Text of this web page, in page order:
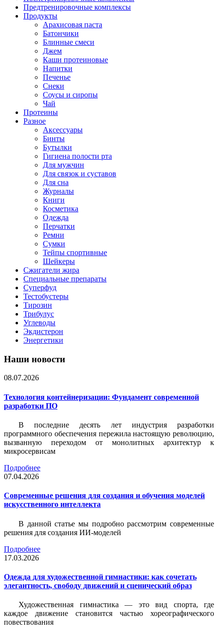
Предтренировочные комплексы
Продукты
Арахисовая паста
Батончики
Блинные смеси
Джем
Каши протеиновые
Напитки
Печенье
Снеки
Соусы и сиропы
Чай
Протеины
Разное
Аксессуары
Бинты
Бутылки
Гигиена полости рта
Для мужчин
Для связок и суставов
Для сна
Журналы
Книги
Косметика
Одежда
Перчатки
Ремни
Сумки
Тейпы спортивные
Шейкеры
Сжигатели жира
Специальные препараты
Суперфуд
Тестобустеры
Тирозин
Трибулус
Углеводы
Экдистерон
Энергетики
Наши новости
08.07.2026
Технология контейнеризации: Фундамент современной
разработки ПО
В последние десять лет индустрия разработки
программного обеспечения пережила настоящую революцию,
вызванную переходом от монолитных архитектур к
микросервисам
Подробнее
07.04.2026
Современные решения для создания и обучения моделей
искусственного интеллекта
В данной статье мы подробно рассмотрим современные
решения для создания ИИ-моделей
Подробнее
17.03.2026
Одежда для художественной гимнастики: как сочетать
элегантность, свободу движений и сценический образ
Художественная гимнастика — это вид спорта, где
каждое движение становится частью хореографического
повествования